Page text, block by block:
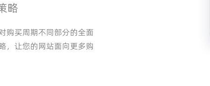
略
购买周期不同部分的全面
，让您的网站面向更多购